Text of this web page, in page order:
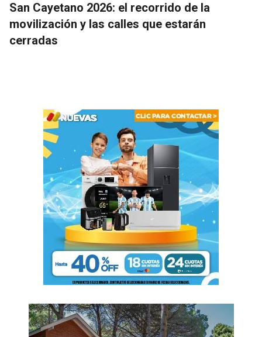
San Cayetano 2026: el recorrido de la
movilización y las calles que estarán
cerradas